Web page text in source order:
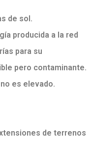
de sol.
producida a la red
para su
pero contaminante.
es elevado.
de terrenos